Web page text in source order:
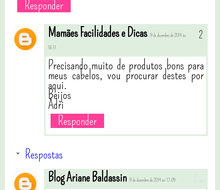
Responder
Mamães Facilidades e Dicas 9 de dezembro de 2014 às
16:11
Precisando muito de produtos bons para
meus cabelos, vou procurar destes por
aqui.
Beijos
Adri
Responder
Respostas
Blog Ariane Baldassin 9 de dezembro de 2014 às 17:09